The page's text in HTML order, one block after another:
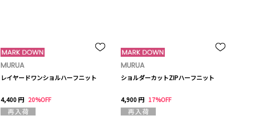
MURUA
レイヤードワンショルハーフニット
4,400 円 20%OFF
MURUA
ショルダーカットZIPハーフニット
4,900 円 17%OFF